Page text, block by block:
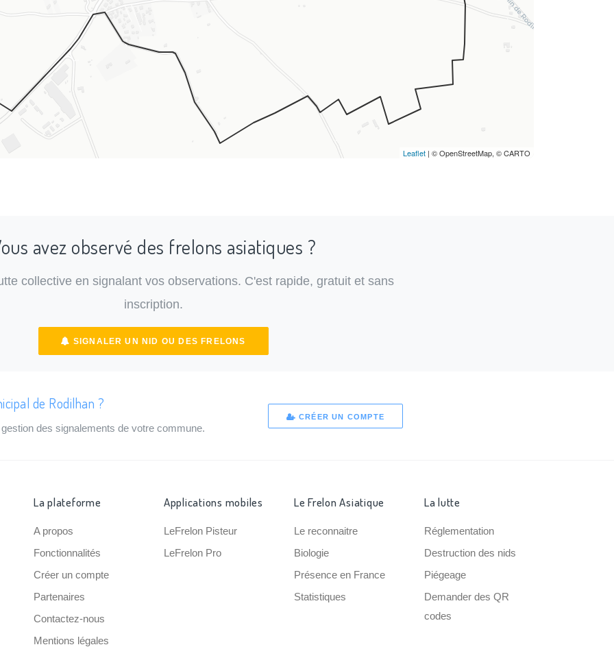
Leaflet | © OpenStreetMap, © CARTO
avez observé des frelons asiatiques ?
collective en signalant vos observations. C'est rapide, gratuit et sans
inscription.
SIGNALER UN NID OU DES FRELONS
de Rodilhan ?
des signalements de votre commune.
CRÉER UN COMPTE
La plateforme
A propos
Fonctionnalités
Créer un compte
Partenaires
Contactez-nous
Mentions légales
Applications mobiles
LeFrelon Pisteur
LeFrelon Pro
Le Frelon Asiatique
Le reconnaitre
Biologie
Présence en France
Statistiques
La lutte
Réglementation
Destruction des nids
Piégeage
Demander des QR
codes